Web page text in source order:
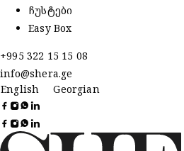
ჩუსტები
Easy Box
+995 322 15 15 08
info@shera.ge
English
Georgian